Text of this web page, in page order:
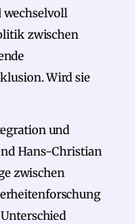
wechselvoll
zwischen
Wird sie
und
Hans-Christian
zwischen